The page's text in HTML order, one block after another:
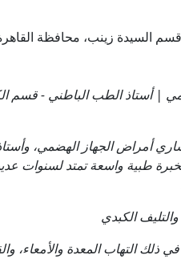
| أستاذ الطب الباطني - قسم
أمراض الجهاز الهضمي،
طبية واسعة تمتد لسنوات
الكبدي
في ذلك التهاب المعدة والأمعاء،